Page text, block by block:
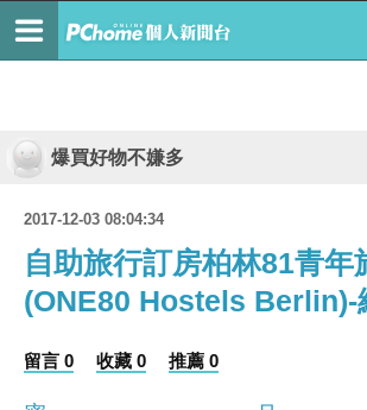
爆買好物不嫌多
2017-12-03 08:04:34
自助旅行訂房柏林81青年
(ONE80 Hostels Berlin)-
留言 0 收藏 0 推薦 0